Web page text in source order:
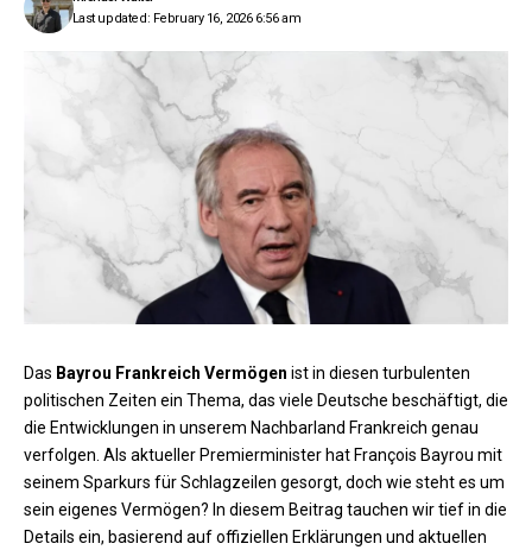
Last updated: February 16, 2026 6:56 am
Das Bayrou Frankreich Vermögen ist in diesen turbulenten
politischen Zeiten ein Thema, das viele Deutsche beschäftigt, die
die Entwicklungen in unserem Nachbarland Frankreich genau
verfolgen. Als aktueller Premierminister hat François Bayrou mit
seinem Sparkurs für Schlagzeilen gesorgt, doch wie steht es um
sein eigenes Vermögen? In diesem Beitrag tauchen wir tief in die
Details ein, basierend auf offiziellen Erklärungen und aktuellen